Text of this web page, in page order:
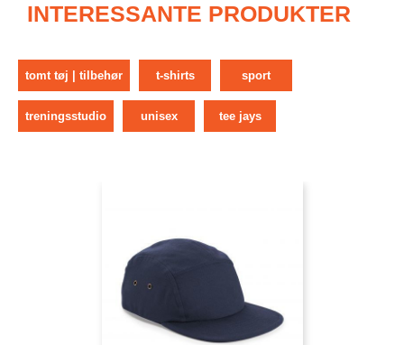
INTERESSANTE PRODUKTER
tomt tøj | tilbehør t-shirts sport
treningsstudio unisex tee jays